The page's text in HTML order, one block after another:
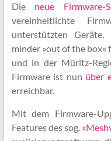
Die neue Firmware-
vereinheitlichte
unterstützten
minder »out of the
und in der Müritz-
Firmware ist nun über
erreichbar.
Mit dem Firmware-
Features des sog. »